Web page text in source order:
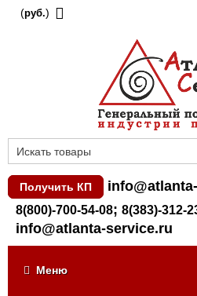
(руб.)
Получить КП
8(800)-700-54-08; 8(383)-312-
info@atlanta-service.ru
Меню